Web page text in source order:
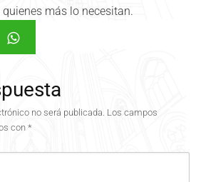
más lo necesitan.
no será publicada. Los campos
con *